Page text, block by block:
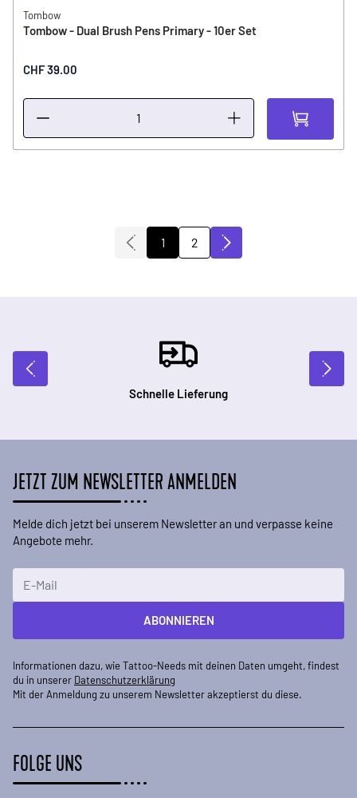
Tombow
Tombow - Dual Brush Pens Primary - 10er Set
CHF 39.00
Sie lesen gerade die Seite
1
Seite
2
Schnelle Lieferung
JETZT ZUM NEWSLETTER ANMELDEN
Melde dich jetzt bei unserem Newsletter an und verpasse keine
Angebote mehr.
ABONNIEREN
Informationen dazu, wie Tattoo-Needs mit deinen Daten umgeht, findest
du in unserer Datenschutzerklärung
Mit der Anmeldung zu unserem Newsletter akzeptierst du diese.
FOLGE UNS